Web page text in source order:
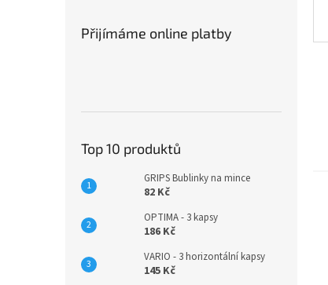
Přijímáme online platby
Top 10 produktů
GRIPS Bublinky na mince
82 Kč
OPTIMA - 3 kapsy
186 Kč
VARIO - 3 horizontální kapsy
145 Kč